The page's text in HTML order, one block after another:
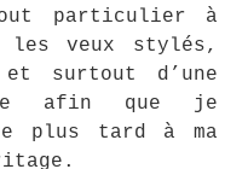
particulier à
les veux stylés,
surtout d’une
afin que je
plus tard à ma